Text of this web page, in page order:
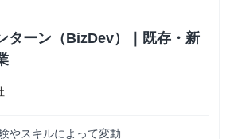
ターン（BizDev）｜既存・新
やスキルによって変動